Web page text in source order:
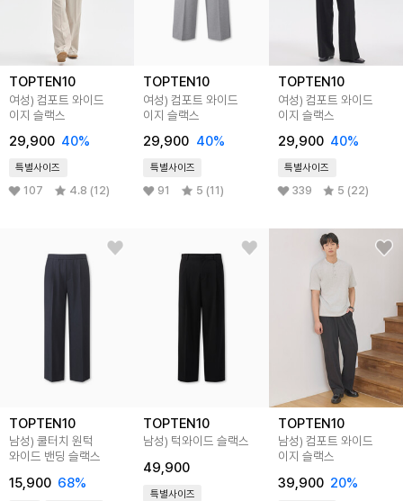
TOPTEN10
여성) 컴포트 와이드
이지 슬랙스
29,900 40%
특별사이즈
107 4.8 (12)
TOPTEN10
여성) 컴포트 와이드
이지 슬랙스
29,900 40%
특별사이즈
91 5 (11)
TOPTEN10
여성) 컴포트 와이드
이지 슬랙스
29,900 40%
특별사이즈
339 5 (22)
TOPTEN10
남성) 쿨터치 원턱
와이드 밴딩 슬랙스
15,900 68%
TOPTEN10
남성) 턱와이드 슬랙스
49,900
특별사이즈
TOPTEN10
남성) 컴포트 와이드
이지 슬랙스
39,900 20%